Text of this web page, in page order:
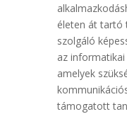
életen át tartó
szolgáló
az
amelyek
támogatott